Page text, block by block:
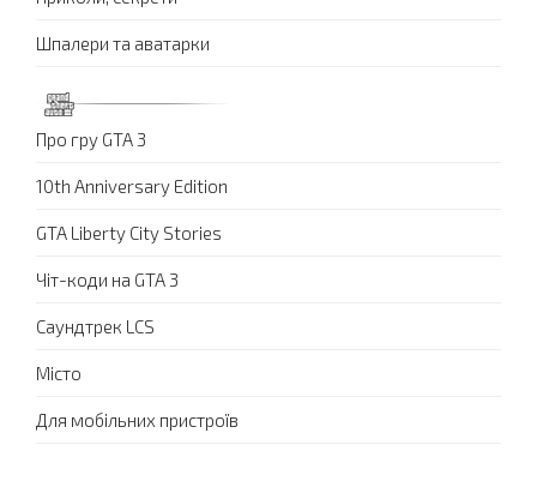
Шпалери та аватарки
Про гру GTA 3
10th Anniversary Edition
GTA Liberty City Stories
Чіт-коди на GTA 3
Саундтрек LCS
Місто
Для мобільних пристроїв